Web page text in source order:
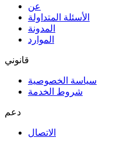
عن
الأسئلة المتداولة
المدونة
الموارد
قانوني
سياسة الخصوصية
شروط الخدمة
دعم
الاتصال